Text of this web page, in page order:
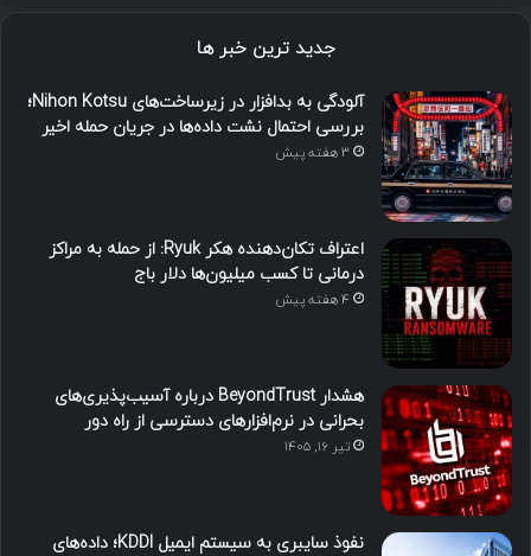
جدید ترین خبر ها
آلودگی به بدافزار در زیرساخت‌های Nihon Kotsu؛
بررسی احتمال نشت داده‌ها در جریان حمله اخیر
3 هفته پیش
اعتراف تکان‌دهنده هکر Ryuk: از حمله به مراکز
درمانی تا کسب میلیون‌ها دلار باج
4 هفته پیش
هشدار BeyondTrust درباره آسیب‌پذیری‌های
بحرانی در نرم‌افزارهای دسترسی از راه دور
تیر ۱۶, ۱۴۰۵
نفوذ سایبری به سیستم ایمیل KDDI؛ داده‌های